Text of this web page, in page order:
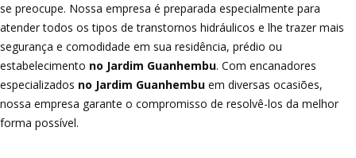
se preocupe. Nossa empresa é preparada especialmente para
atender todos os tipos de transtornos hidráulicos e lhe trazer mais
segurança e comodidade em sua residência, prédio ou
estabelecimento no Jardim Guanhembu. Com encanadores
especializados no Jardim Guanhembu em diversas ocasiões,
nossa empresa garante o compromisso de resolvê-los da melhor
forma possível.